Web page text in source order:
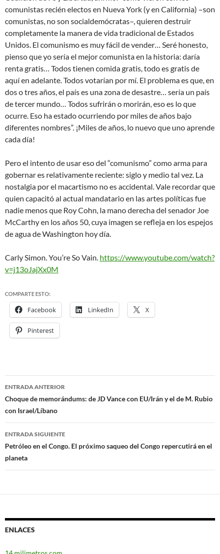
comunistas recién electos en Nueva York (y en California) –son
comunistas, no son socialdemócratas–, quieren destruir
completamente la manera de vida tradicional de Estados
Unidos. El comunismo es muy fácil de vender… Seré honesto,
pienso que yo sería el mejor comunista en la historia: daría
renta gratis… Todos tienen comida gratis, todo es gratis de
aquí en adelante. Todos votarían por mí. El problema es que, en
dos o tres años, el país es una zona de desastre… sería un país
de tercer mundo… Todos sufrirán o morirán, eso es lo que
ocurre. Eso ha estado ocurriendo por miles de años bajo
diferentes nombres”. ¡Miles de años, lo nuevo que uno aprende
cada día!
Pero el intento de usar eso del “comunismo” como arma para
gobernar es relativamente reciente: siglo y medio tal vez. La
nostalgia por el macartismo no es accidental. Vale recordar que
quien capacitó al actual mandatario en las artes políticas fue
nadie menos que Roy Cohn, la mano derecha del senador Joe
McCarthy en los años 50, cuya imagen se refleja en los espejos
de agua de Washington hoy día.
Carly Simon. You’re So Vain. https://www.youtube.com/watch?
v=j13oJajXx0M
COMPARTE ESTO:
Facebook LinkedIn X
Pinterest
Navegación
de
entradas
ENTRADA ANTERIOR
Choque de memorándums: de JD Vance con EU/Irán y el de M. Rubio
con Israel/Líbano
ENTRADA SIGUIENTE
Petróleo en el Congo. El próximo saqueo del Congo repercutirá en el
planeta
ENLACES